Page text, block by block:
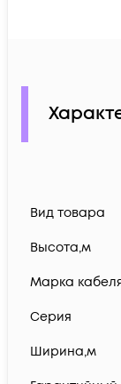
Вид товара
Высота,м
Марка
Серия
Ширина,м